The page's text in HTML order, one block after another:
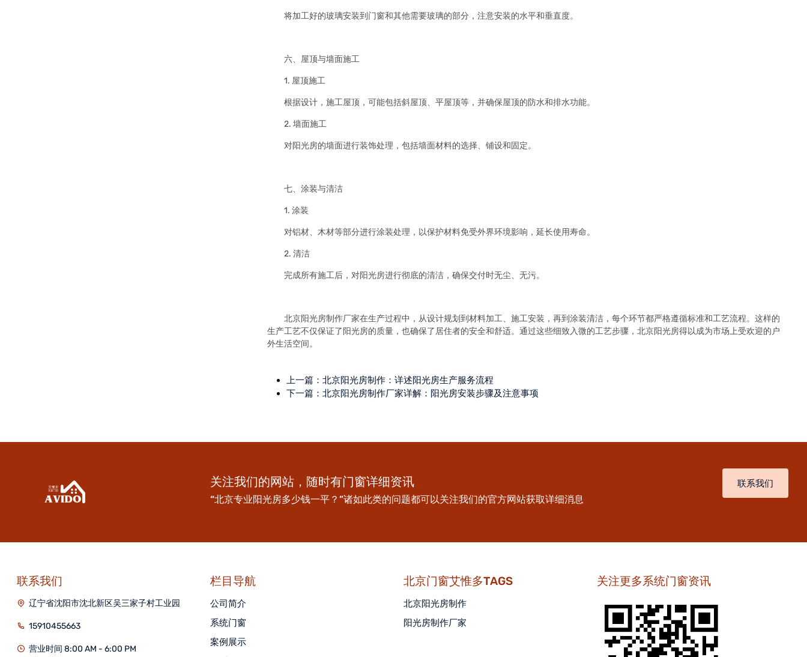
将加工好的玻璃安装到门窗和其他需要玻璃的部分，注意安装的水平和垂直度。
六、屋顶与墙面施工
1. 屋顶施工
根据设计，施工屋顶，可能包括斜屋顶、平屋顶等，并确保屋顶的防水和排水功能。
2. 墙面施工
对阳光房的墙面进行装饰处理，包括墙面材料的选择、铺设和固定。
七、涂装与清洁
1. 涂装
对铝材、木材等部分进行涂装处理，以保护材料免受外界环境影响，延长使用寿命。
2. 清洁
完成所有施工后，对阳光房进行彻底的清洁，确保交付时无尘、无污。
北京阳光房制作厂家在生产过程中，从设计规划到材料加工、施工安装，再到涂装清洁，每个环节都严格遵循标准和工艺流程。这样的
生产工艺不仅保证了阳光房的质量，也确保了居住者的安全和舒适。通过这些细致入微的工艺步骤，北京阳光房得以成为市场上受欢迎的户
外生活空间。
上一篇：北京阳光房制作：详述阳光房生产服务流程
下一篇：北京阳光房制作厂家详解：阳光房安装步骤及注意事项
关注我们的网站，随时有门窗详细资讯
“北京专业阳光房多少钱一平？”诸如此类的问题都可以关注我们的官方网站获取详细消息
联系我们
联系我们
辽宁省沈阳市沈北新区吴三家子村工业园
15910455663
营业时间 8:00 AM - 6:00 PM
栏目导航
公司简介
系统门窗
案例展示
北京门窗艾惟多TAGS
北京阳光房制作
阳光房制作厂家
关注更多系统门窗资讯